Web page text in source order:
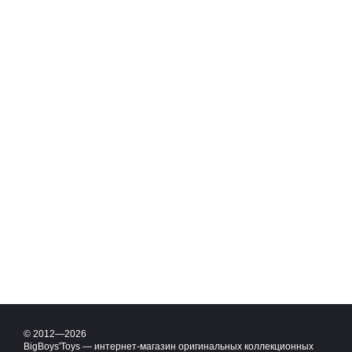
© 2012—2026
BigBoys'Toys — интернет-магазин оригинальных коллекционных